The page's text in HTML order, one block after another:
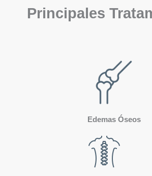
Principales
Edemas Óseos